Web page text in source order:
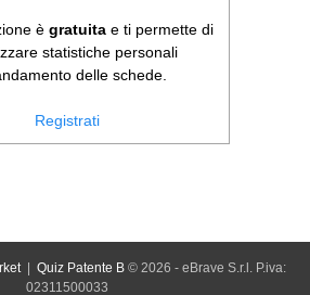
è gratuita e ti permette di
statistiche personali
delle schede.
Registrati
| Quiz Patente B© 2026 - eBrave S.r.l. P.iva:
02311500033